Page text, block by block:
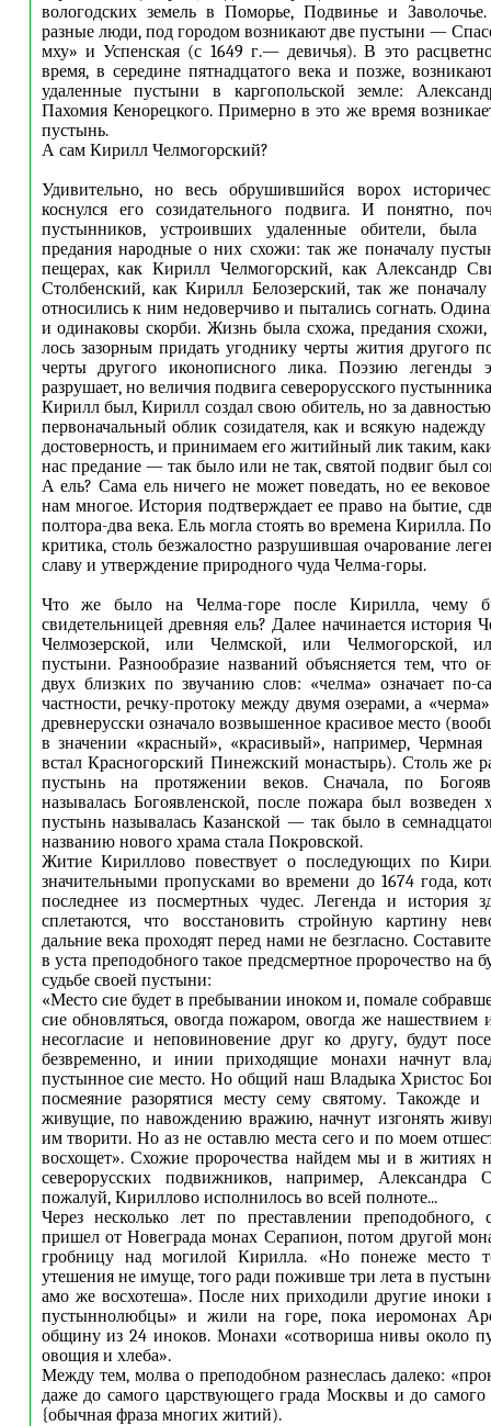
вологодских земель в Поморье, Подвинье и
разные люди, под городом возникают две пустыни —
мху» и Успенская (с 1649 г.— девичья). В это
время, в середине пятнадцатого века и позже,
удаленные пустыни в каргопольской земле:
Пахомия Кенорецкого. Примерно в это же время
пустынь.
А сам Кирилл Челмогорский?
Удивительно, но весь обрушившийся ворох
коснулся его созидательного подвига. И понятно,
пустынников, устроивших удаленные обители,
предания народные о них схожи: так же поначалу
пещерах, как Кирилл Челмогорский, как Александр
Столбенский, как Кирилл Белозерский, так же
относились к ним недоверчиво и пытались согнать.
и одинаковы скорби. Жизнь была схожа, предания
лось зазорным придать угоднику черты жития другого
черты другого иконописного лика. Поэзию легенды
разрушает, но величия подвига северорусского
Кирилл был, Кирилл создал свою обитель, но за
первоначальный облик созидателя, как и всякую
достоверность, и принимаем его житийный лик таким,
нас предание — так было или не так, святой подвиг был
А ель? Сама ель ничего не может поведать, но ее
нам многое. История подтверждает ее право на бытие,
полтора-два века. Ель могла стоять во времена Кирилла.
критика, столь безжалостно разрушившая очарование
славу и утверждение природного чуда Челма-горы.
Что же было на Челма-горе после Кирилла, чему
свидетельницей древняя ель? Далее начинается история
Челмозерской, или Челмской, или Челмогорской,
пустыни. Разнообразие названий объясняется тем, что
двух близких по звучанию слов: «челма» означает по-
частности, речку-протоку между двумя озерами, а
древнерусски означало возвышенное красивое место
в значении «красный», «красивый», например, Чермная
встал Красногорский Пинежский монастырь). Столь же
пустынь на протяжении веков. Сначала, по
называлась Богоявленской, после пожара был возведен
пустынь называлась Казанской — так было в
названию нового храма стала Покровской.
Житие Кириллово повествует о последующих по
значительными пропусками во времени до 1674 года,
последнее из посмертных чудес. Легенда и история
сплетаются, что восстановить стройную картину
дальние века проходят перед нами не безгласно.
в уста преподобного такое предсмертное пророчество на
судьбе своей пустыни:
«Место сие будет в пребывании иноком и, помале
сие обновляться, овогда пожаром, овогда же нашествием
несогласие и неповиновение друг ко другу, будут
безвременно, и инии приходящие монахи начнут
пустынное сие место. Но общий наш Владыка Христос
посмеяние разорятися месту сему святому. Такожде и
живущие, по навождению вражию, начнут изгонять
им творити. Но аз не оставлю места сего и по моем
восхощет». Схожие пророчества найдем мы и в житиях
северорусских подвижников, например, Александра
пожалуй, Кириллово исполнилось во всей полноте...
Через несколько лет по преставлении преподобного,
пришел от Новеграда монах Серапион, потом другой
гробницу над могилой Кирилла. «Но понеже место
утешения не имуще, того ради поживше три лета в
амо же восхотеша». После них приходили другие иноки
пустыннолюбцы» и жили на горе, пока иеромонах
общину из 24 иноков. Монахи «сотвориша нивы около
овощия и хлеба».
Между тем, молва о преподобном разнеслась далеко:
даже до самого царствующего града Москвы и до самого
{обычная фраза многих житий).